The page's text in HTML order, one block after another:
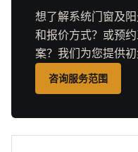
想了解系统门窗及
和报价方式？或预
案？我们为您提供初
咨询服务范围